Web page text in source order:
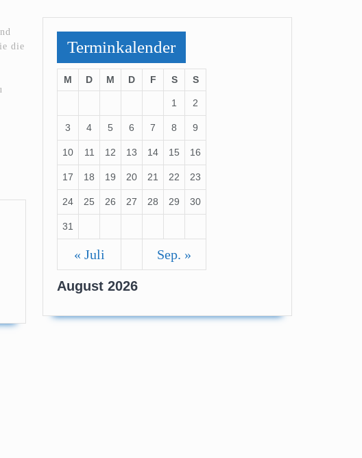
die
Terminkalender
August 2026
M D M D F S S
1 2
3 4 5 6 7 8 9
10 11 12 13 14 15 16
17 18 19 20 21 22 23
24 25 26 27 28 29 30
31
« Juli Sep. »